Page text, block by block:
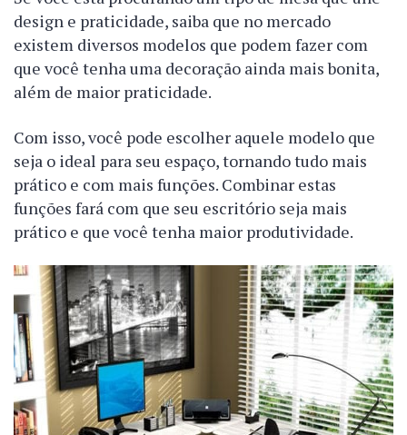
design e praticidade, saiba que no mercado
existem diversos modelos que podem fazer com
que você tenha uma decoração ainda mais bonita,
além de maior praticidade.
Com isso, você pode escolher aquele modelo que
seja o ideal para seu espaço, tornando tudo mais
prático e com mais funções. Combinar estas
funções fará com que seu escritório seja mais
prático e que você tenha maior produtividade.